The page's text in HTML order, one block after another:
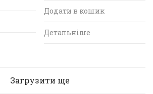
Додати в кошик
Детальніше
Загрузити ще